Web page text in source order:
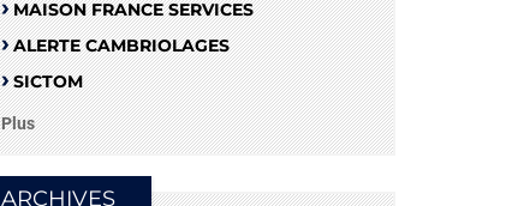
MAISON FRANCE SERVICES
ALERTE CAMBRIOLAGES
SICTOM
Plus
ARCHIVES